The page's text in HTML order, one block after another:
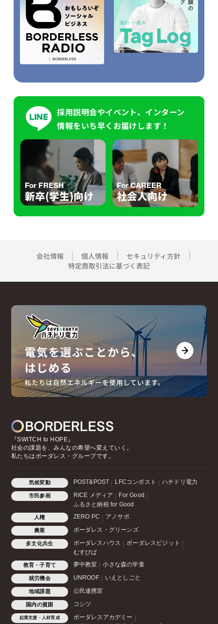
採用説明会やイベント、インターン
情報をいち早くお届けします！
For FRESH
新卒(学生)向け
For CAREER
社会人向け
会社情報 個人情報
セキュリティ方針
特定商取引法に基づく表記
『SWITCH to HOPE』
社会の課題を、みんなの希望へ変えていく。
私たちはボーダレス・グループです。
気候変動 POST&POST LFCコンポスト ハチドリ電力
市民参画 RICE メディア
For Good
ふるさと納税 for Good
人権 ZERO PC アノサポ
農業 ボーダレス・グリーンズ
多文化共生 ボーダレスハウス
ボーダレスビジット
むすびば
教育・子育て 夢中教室 小さな森の学童
就労機会 UNROOF いえとしごと
地域課題 公民連携室
国内の貧困 コシツ
起業支援・人材育成
ボーダレスアカデミー